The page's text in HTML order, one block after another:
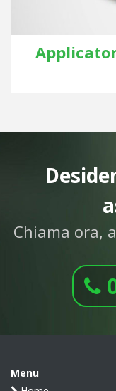
Chiama ora,
Menu